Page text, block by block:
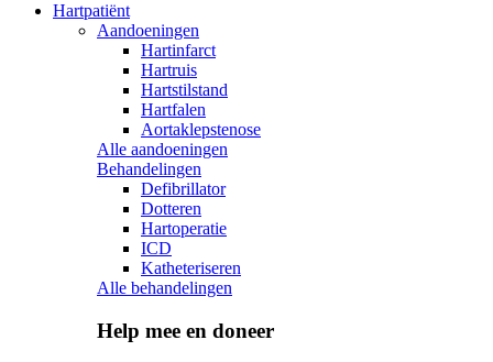
Hartpatiënt
Aandoeningen
Hartinfarct
Hartruis
Hartstilstand
Hartfalen
Aortaklepstenose
Alle aandoeningen
Behandelingen
Defibrillator
Dotteren
Hartoperatie
ICD
Katheteriseren
Alle behandelingen
Help mee en doneer